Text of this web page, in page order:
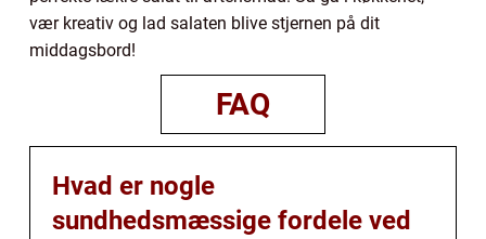
vær kreativ og lad salaten blive stjernen på dit
middagsbord!
FAQ
Hvad er nogle
sundhedsmæssige fordele ved